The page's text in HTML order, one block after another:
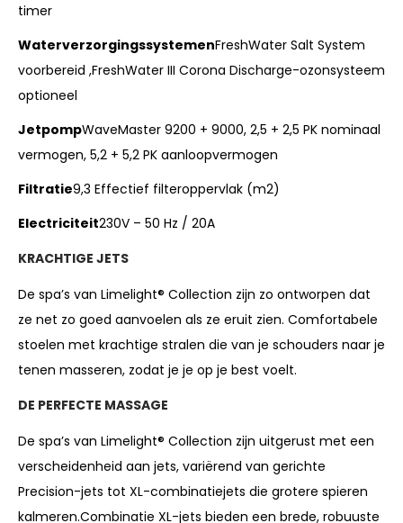
timer
WaterverzorgingssystemenFreshWater Salt System
voorbereid ,FreshWater III Corona Discharge-ozonsysteem
optioneel
JetpompWaveMaster 9200 + 9000, 2,5 + 2,5 PK nominaal
vermogen, 5,2 + 5,2 PK aanloopvermogen
Filtratie9,3 Effectief filteroppervlak (m2)
Electriciteit230V – 50 Hz / 20A
KRACHTIGE JETS
De spa’s van Limelight® Collection zijn zo ontworpen dat
ze net zo goed aanvoelen als ze eruit zien. Comfortabele
stoelen met krachtige stralen die van je schouders naar je
tenen masseren, zodat je je op je best voelt.
DE PERFECTE MASSAGE
De spa’s van Limelight® Collection zijn uitgerust met een
verscheidenheid aan jets, variërend van gerichte
Precision-jets tot XL-combinatiejets die grotere spieren
kalmeren.Combinatie XL-jets bieden een brede, robuuste